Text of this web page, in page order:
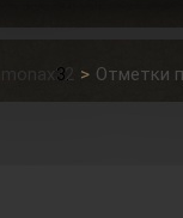
monax32 Отметки